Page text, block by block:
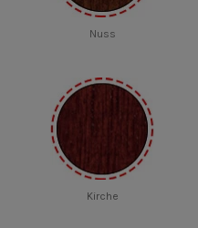
Nuss
Kirche